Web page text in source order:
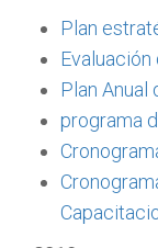
Plan
Plan Anual
programa